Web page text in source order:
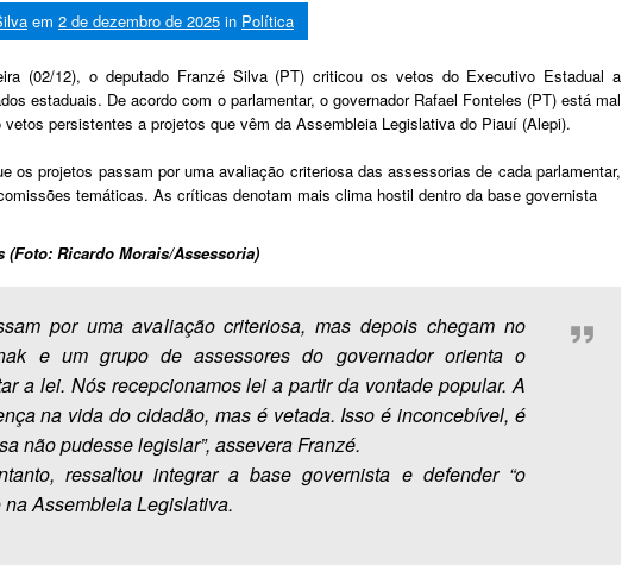
em 2 de dezembro de 2025 in Política
(02/12), o deputado Franzé Silva (PT) criticou os vetos do Executivo Estadual a
estaduais. De acordo com o parlamentar, o governador Rafael Fonteles (PT) está mal
persistentes a projetos que vêm da Assembleia Legislativa do Piauí (Alepi).
os projetos passam por uma avaliação criteriosa das assessorias de cada parlamentar,
temáticas. As críticas denotam mais clima hostil dentro da base governista
(Foto: Ricardo Morais/Assessoria)
por uma avaliação criteriosa, mas depois chegam no
e um grupo de assessores do governador orienta o
a lei. Nós recepcionamos lei a partir da vontade popular. A
na vida do cidadão, mas é vetada. Isso é inconcebível, é
não pudesse legislar”, assevera Franzé.
ressaltou integrar a base governista e defender “o
na Assembleia Legislativa.